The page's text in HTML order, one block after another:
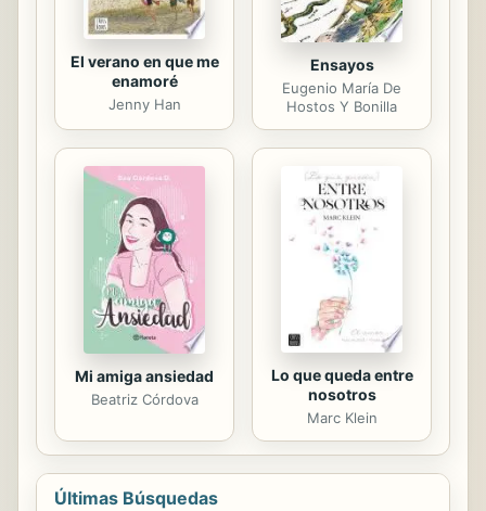
El verano en que me
enamoré
Jenny Han
Ensayos
Eugenio María De
Hostos Y Bonilla
Mi amiga ansiedad
Beatriz Córdova
Lo que queda entre
nosotros
Marc Klein
Últimas Búsquedas